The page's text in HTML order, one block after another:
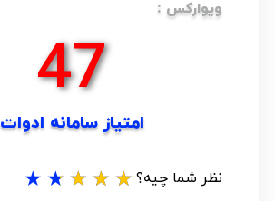
ویوارکس :
امتیاز سامانه ادوات
56
نظر شما چیه؟ ★
★
★
★
★